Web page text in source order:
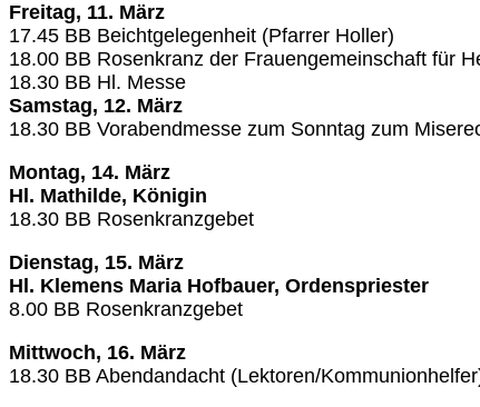
Freitag, 11. März
17.45 BB Beichtgelegenheit (Pfarrer Holler)
18.00 BB Rosenkranz der Frauengemeinschaft für
18.30 BB Hl. Messe
Samstag, 12. März
18.30 BB Vorabendmesse zum Sonntag zum
Montag, 14. März
Hl. Mathilde, Königin
18.30 BB Rosenkranzgebet
Dienstag, 15. März
Hl. Klemens Maria Hofbauer, Ordenspriester
8.00 BB Rosenkranzgebet
Mittwoch, 16. März
18.30 BB Abendandacht (Lektoren/